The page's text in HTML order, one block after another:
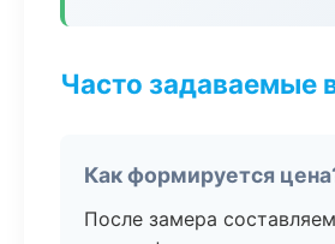
Часто задаваемые
Как формируется
После замера